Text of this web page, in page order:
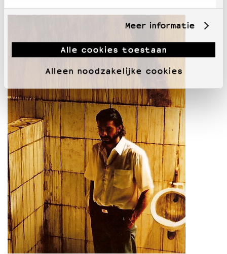
Meer informatie
Alle cookies toestaan
Alleen noodzakelijke cookies